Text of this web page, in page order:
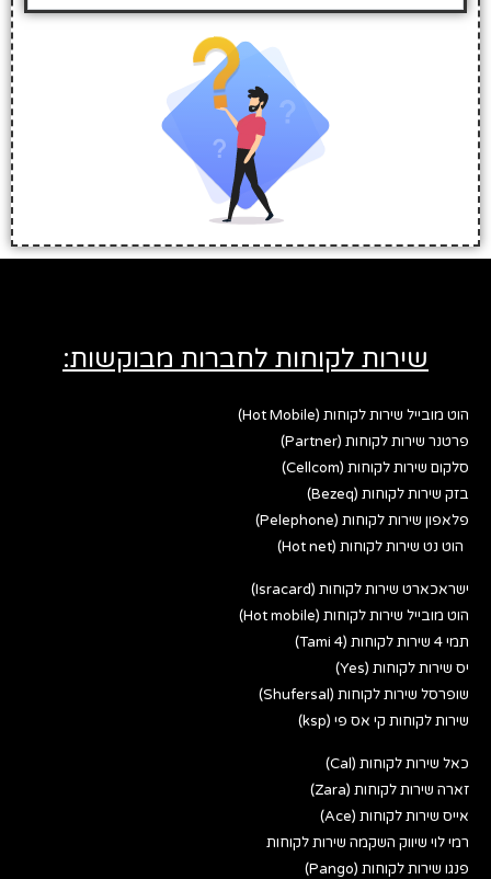
שירות לקוחות לחברות מבוקשות:
הוט מובייל שירות לקוחות (Hot Mobile)
פרטנר שירות לקוחות (Partner)
סלקום שירות לקוחות (Cellcom)
בזק שירות לקוחות (Bezeq)
פלאפון שירות לקוחות (Pelephone)
הוט נט שירות לקוחות (Hot net)
ישראכארט שירות לקוחות (Isracard)
הוט מובייל שירות לקוחות (Hot mobile)
תמי 4 שירות לקוחות (Tami 4)
יס שירות לקוחות (Yes)
שופרסל שירות לקוחות (Shufersal)
שירות לקוחות קי אס פי (ksp)
כאל שירות לקוחות (Cal)
זארה שירות לקוחות (Zara)
אייס שירות לקוחות (Ace)
רמי לוי שיווק השקמה שירות לקוחות
פנגו שירות לקוחות (Pango)